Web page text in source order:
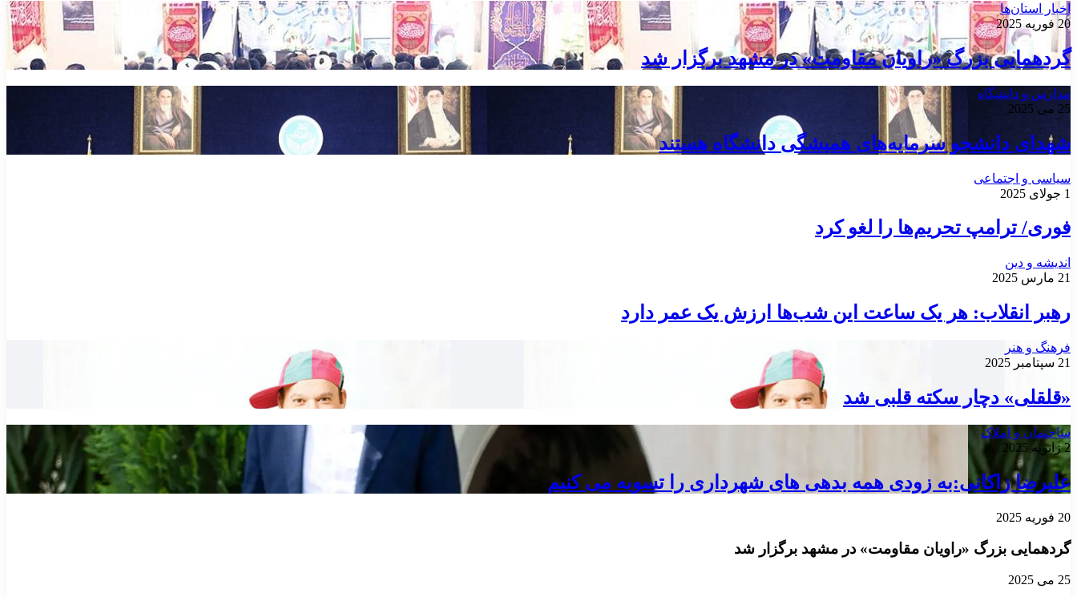
اخبار استان‌ها
20 فوریه 2025
گردهمایی بزرگ «راویان مقاومت» در مشهد برگزار شد
مدارس و دانشگاه
25 می 2025
شهدای دانشجو سرمایه‌های همیشگی دانشگاه هستند
سیاسی و اجتماعی
1 جولای 2025
فوری/ ترامپ تحریم‌ها را لغو کرد
اندیشه و دین
21 مارس 2025
رهبر انقلاب: هر یک ساعت این شب‌ها ارزش یک عمر دارد
فرهنگ و هنر
21 سپتامبر 2025
«قلقلی» دچار سکته قلبی شد
ساختمان و املاک
2 ژانویه 2025
علیرضا زاکانی:به زودی همه بدهی های شهرداری را تسویه می کنیم
20 فوریه 2025
گردهمایی بزرگ «راویان مقاومت» در مشهد برگزار شد
25 می 2025